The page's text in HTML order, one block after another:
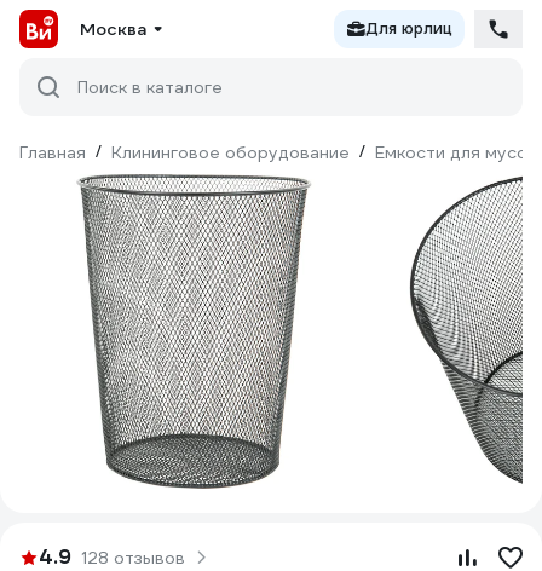
Москва Для юрлиц
Поиск в каталоге
Главная / Клининговое оборудование / Емкости для
4.9 128 отзывов